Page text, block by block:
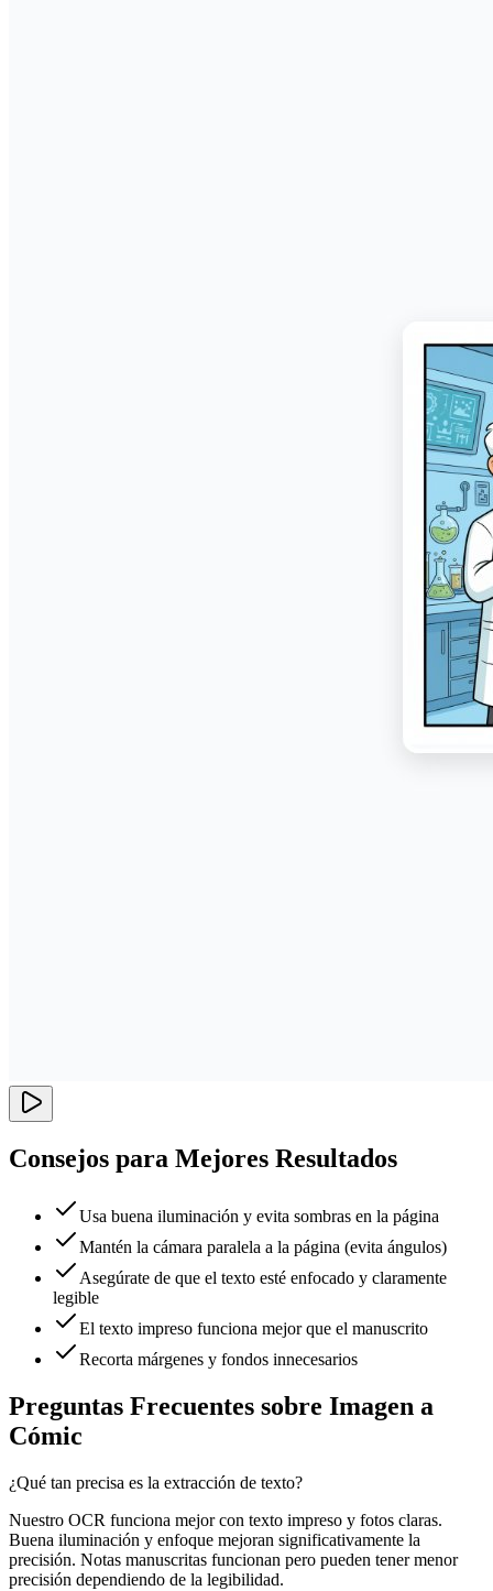
Consejos para Mejores Resultados
Usa buena iluminación y evita sombras en la página
Mantén la cámara paralela a la página (evita ángulos)
Asegúrate de que el texto esté enfocado y claramente
legible
El texto impreso funciona mejor que el manuscrito
Recorta márgenes y fondos innecesarios
Preguntas Frecuentes sobre Imagen a
Cómic
¿Qué tan precisa es la extracción de texto?
Nuestro OCR funciona mejor con texto impreso y fotos claras.
Buena iluminación y enfoque mejoran significativamente la
precisión. Notas manuscritas funcionan pero pueden tener menor
precisión dependiendo de la legibilidad.